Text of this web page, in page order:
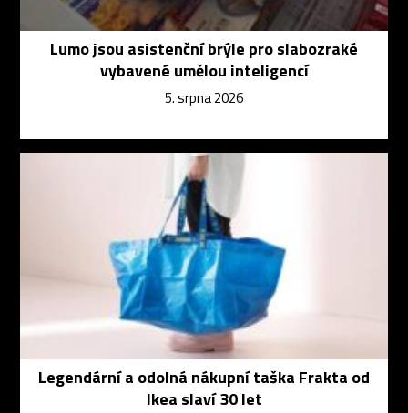
Lumo jsou asistenční brýle pro slabozraké
vybavené umělou inteligencí
5. srpna 2026
Legendární a odolná nákupní taška Frakta od
Ikea slaví 30 let